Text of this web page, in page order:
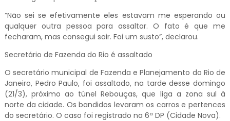
“Não sei se efetivamente eles estavam me esperando ou
qualquer outra pessoa para assaltar. O fato é que me
fecharam, mas consegui sair. Foi um susto”, declarou.
Secretário de Fazenda do Rio é assaltado
O secretário municipal de Fazenda e Planejamento do Rio de
Janeiro, Pedro Paulo, foi assaltado, na tarde desse domingo
(21/3), próximo ao túnel Rebouças, que liga a zona sul à
norte da cidade. Os bandidos levaram os carros e pertences
do secretário. O caso foi registrado na 6ª DP (Cidade Nova).